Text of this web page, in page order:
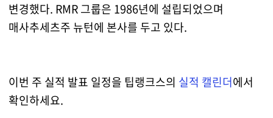
변경했다. RMR 그룹은 1986년에 설립되었으며
매사추세츠주 뉴턴에 본사를 두고 있다.
이번 주 실적 발표 일정을 팁랭크스의 실적 캘린더에서
확인하세요.